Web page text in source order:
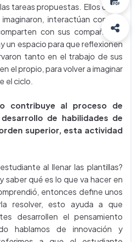
tareas propuestas. Ellos crean
interactúan con sus
con sus compañeros.
un espacio para que reflexionen
tanto en el trabajo de sus
el propio, para volver a imaginar
el ciclo.
contribuye al proceso de
de habilidades de
superior, esta actividad
al llenar las plantillas?
saber qué es lo que va hacer en
entonces define unos
resolver, esto ayuda a que
desarrollen el pensamiento
hablamos de innovación y